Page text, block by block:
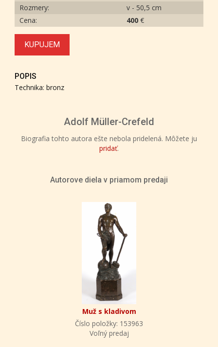
Rozmery:
v - 50,5 cm
Cena:
400 €
KUPUJEM
POPIS
Technika: bronz
Adolf Müller-Crefeld
Biografia tohto autora ešte nebola pridelená. Môžete ju
pridať.
Autorove diela v priamom predaji
Muž s kladivom
Číslo položky: 153963
Voľný predaj